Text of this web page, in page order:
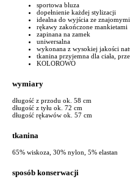
sportowa bluza
dopełnienie każdej stylizacji
idealna do wyjścia ze znajomymi
rękawy zakończone mankietami
zapinana na zamek
uniwersalna
wykonana z wysokiej jakości
tkanina przyjemna dla ciała,
KOLOROWO
wymiary
długość z przodu ok. 58 cm
długość z tyłu ok. 72 cm
długość rękawów ok. 57 cm
tkanina
65% wiskoza, 30% nylon, 5% elastan
sposób konserwacji